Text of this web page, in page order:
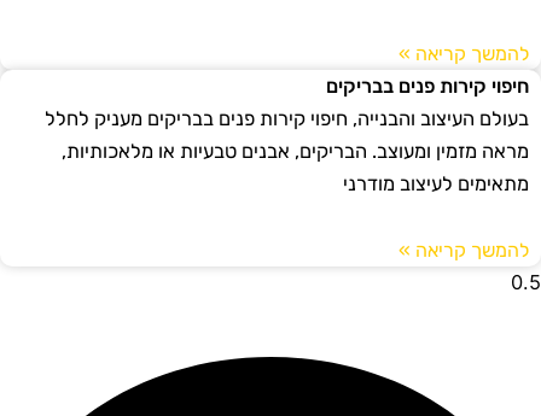
להמשך קריאה »
חיפוי קירות פנים בבריקים
בעולם העיצוב והבנייה, חיפוי קירות פנים בבריקים מעניק לחלל
מראה מזמין ומעוצב. הבריקים, אבנים טבעיות או מלאכותיות,
מתאימים לעיצוב מודרני
להמשך קריאה »